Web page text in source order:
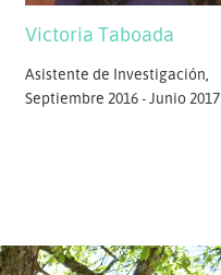
Victoria Taboada
Asistente de Investigación,
Septiembre 2016 - Junio 2017